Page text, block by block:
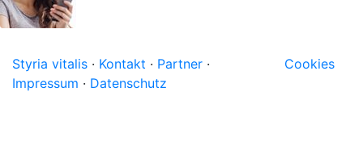
Styria vitalis · Kontakt · Partner ·
Impressum · Datenschutz
Cookies